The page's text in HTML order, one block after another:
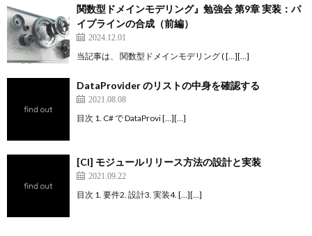
関数型ドメインモデリング』勉強会 第9章 実装：パ
イプラインの合成（前編）
2024.12.01
当記事は、 関数型ドメインモデリング ( […][…]
DataProvider のリストの中身を確認する
2021.08.08
目次 1. C# で DataProvi […][…]
[CI] モジュールリリース方法の設計と実装
2021.09.22
目次 1. 要件2. 設計3. 実装4. […][…]